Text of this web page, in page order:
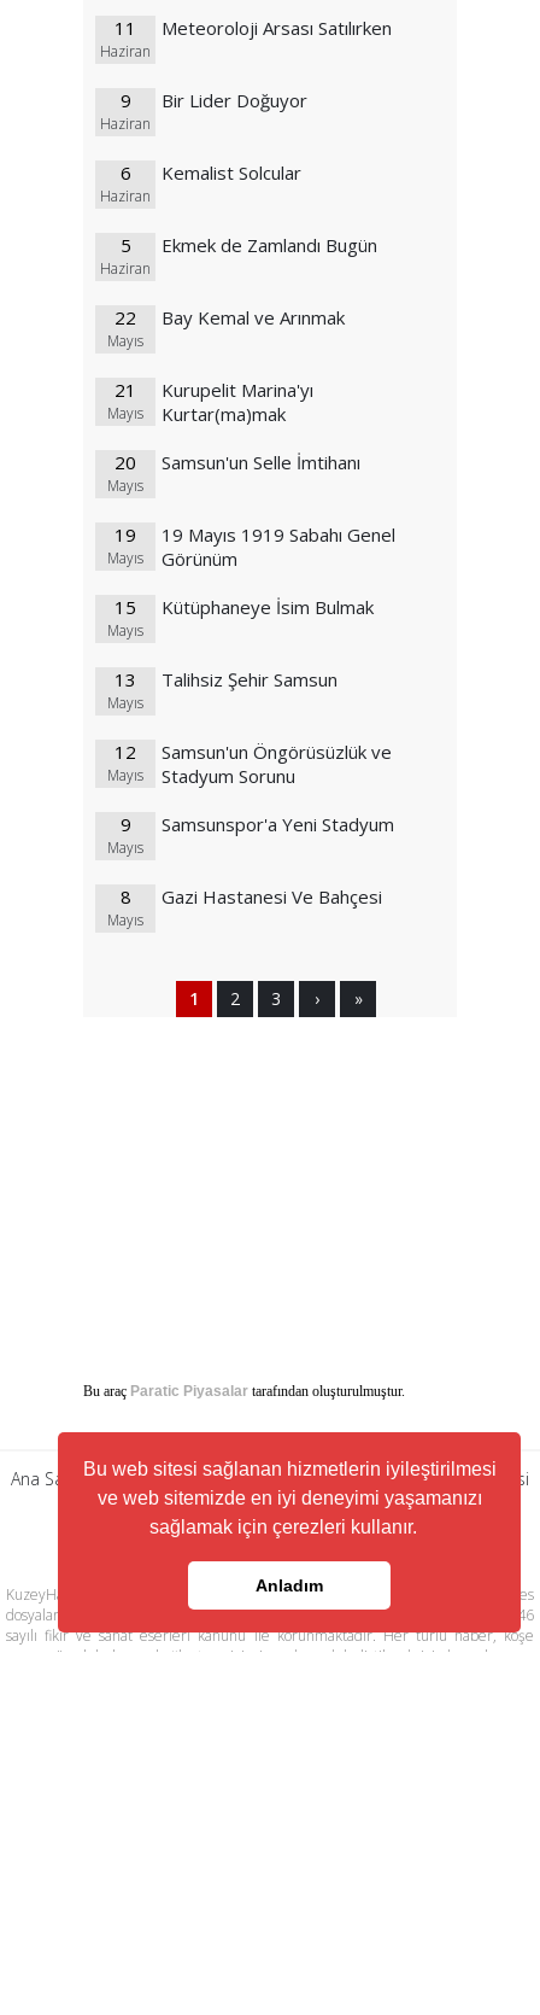
Bu web sitesi sağlanan hizmetlerin iyileştirilmesi
ve web sitemizde en iyi deneyimi yaşamanızı
sağlamak için çerezleri kullanır.
Anladım
11
Haziran
Meteoroloji Arsası Satılırken
9
Haziran
Bir Lider Doğuyor
6
Haziran
Kemalist Solcular
5
Haziran
Ekmek de Zamlandı Bugün
22
Mayıs
Bay Kemal ve Arınmak
21
Mayıs
Kurupelit Marina'yı
Kurtar(ma)mak
20
Mayıs
Samsun'un Selle İmtihanı
19
Mayıs
19 Mayıs 1919 Sabahı Genel
Görünüm
15
Mayıs
Kütüphaneye İsim Bulmak
13
Mayıs
Talihsiz Şehir Samsun
12
Mayıs
Samsun'un Öngörüsüzlük ve
Stadyum Sorunu
9
Mayıs
Samsunspor'a Yeni Stadyum
8
Mayıs
Gazi Hastanesi Ve Bahçesi
1 2 3 › »
Bu araç Paratic Piyasalar tarafından oluşturulmuştur.
Ana Sayfa|Künye |Gizlilik Politikası |Kullanım Şartları|RSS Servisi
|Arşiv| İletişim
KuzeyHaber.com sitesinde yer alan tüm yazılar, materyaller, resimler, ses
dosyaları, animasyonlar, videolar, tasarım ve düzenlemelerin telif hakları 5846
sayılı fikir ve sanat eserleri kanunu ile korunmaktadır. Her türlü haber, köşe
yazısı, görsel, belge ve bağlantının izinsiz ve kaynak belirtilmeksizin kopyalanması